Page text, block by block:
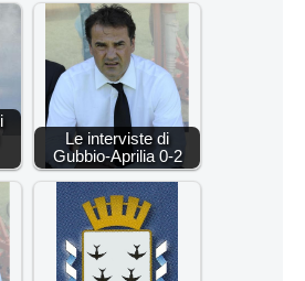
Le interviste di
Gubbio-Aprilia 0-2